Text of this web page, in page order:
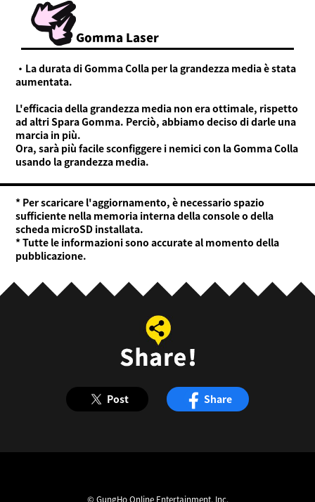
Gomma Laser
・La durata di Gomma Colla per la grandezza media è stata
aumentata.
L'efficacia della grandezza media non era ottimale, rispetto
ad altri Spara Gomma. Perciò, abbiamo deciso di darle una
marcia in più.
Ora, sarà più facile sconfiggere i nemici con la Gomma Colla
usando la grandezza media.
* Per scaricare l'aggiornamento, è necessario spazio
sufficiente nella memoria interna della console o della
scheda microSD installata.
* Tutte le informazioni sono accurate al momento della
pubblicazione.
Post Share
© GungHo Online Entertainment, Inc.